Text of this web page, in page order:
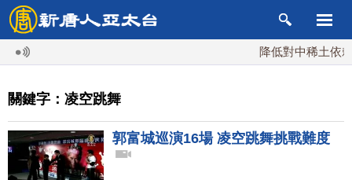
降低對中稀土依賴
關鍵字：凌空跳舞
郭富城巡演16場 凌空跳舞挑戰難度